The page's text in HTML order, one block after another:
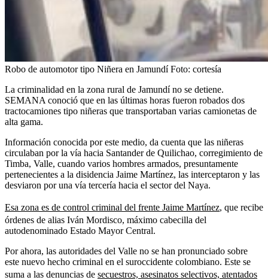
Robo de automotor tipo Niñera en JamundíFoto: cortesía
La criminalidad en la zona rural de Jamundí no se detiene.
SEMANA conoció que en las últimas horas fueron robados dos
tractocamiones tipo niñeras que transportaban varias camionetas de
alta gama.
Información conocida por este medio, da cuenta que las niñeras
circulaban por la vía hacia Santander de Quilichao, corregimiento de
Timba, Valle, cuando varios hombres armados, presuntamente
pertenecientes a la disidencia Jaime Martínez, las interceptaron y las
desviaron por una vía tercería hacia el sector del Naya.
Esa zona es de control criminal del frente Jaime Martínez, que recibe
órdenes de alias Iván Mordisco, máximo cabecilla del
autodenominado Estado Mayor Central.
Por ahora, las autoridades del Valle no se han pronunciado sobre
este nuevo hecho criminal en el suroccidente colombiano. Este se
suma a las denuncias de secuestros, asesinatos selectivos, atentados